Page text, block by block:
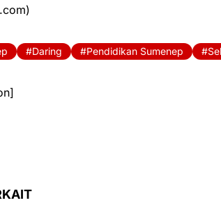
Daring Pendidikan Sumenep